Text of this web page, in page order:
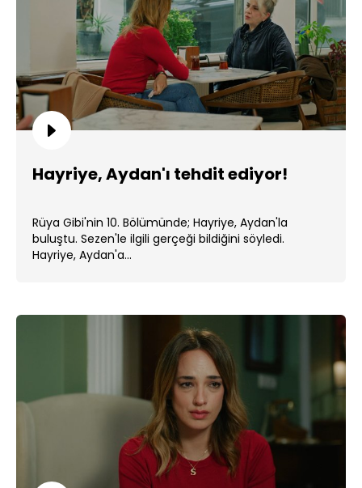
Hayriye, Aydan'ı tehdit ediyor!
Rüya Gibi'nin 10. Bölümünde; Hayriye, Aydan'la
buluştu. Sezen'le ilgili gerçeği bildiğini söyledi.
Hayriye, Aydan'a...